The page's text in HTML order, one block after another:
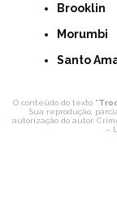
Brooklin
Morumbi
Santo
O conteúdo do texto "
Sua reprodução,
autorização do autor.
–